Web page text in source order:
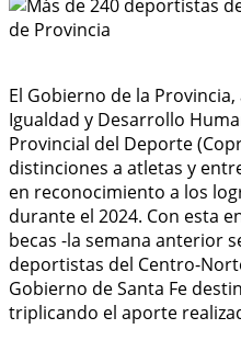
El Gobierno de la
Igualdad y Desarrollo
Provincial del Deporte
distinciones a atletas y
en reconocimiento a los
durante el 2024. Con esta
becas -la semana anterior
deportistas del Centro-
Gobierno de Santa Fe
triplicando el aporte